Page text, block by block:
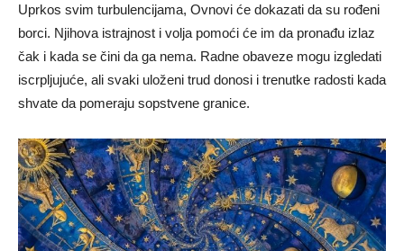
Uprkos svim turbulencijama, Ovnovi će dokazati da su rođeni
borci. Njihova istrajnost i volja pomoći će im da pronađu izlaz
čak i kada se čini da ga nema. Radne obaveze mogu izgledati
iscrpljujuće, ali svaki uloženi trud donosi i trenutke radosti kada
shvate da pomeraju sopstvene granice.